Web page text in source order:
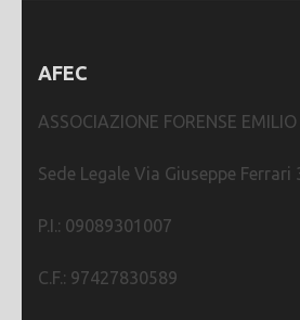
AFEC
ASSOCIAZIONE FORENSE
Sede Legale Via Giuseppe Ferrari
P.I.: 09089301007
C.F.: 97427830589